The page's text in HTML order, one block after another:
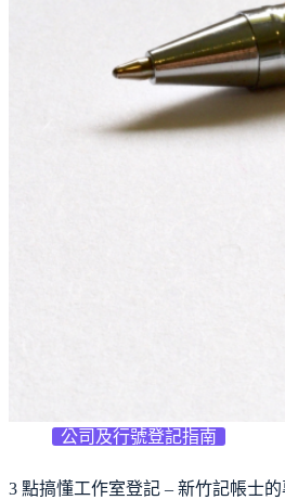
公司及行號登記指南
3 點搞懂工作室登記 – 新竹記帳士